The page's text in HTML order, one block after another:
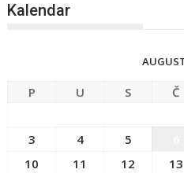
Kalendar
P U S Č
3
4 5
10
11 12 13